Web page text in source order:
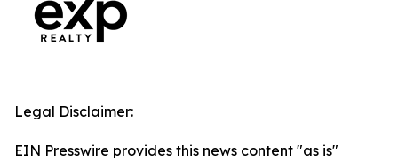
Legal Disclaimer:
EIN Presswire provides this news content "as is"